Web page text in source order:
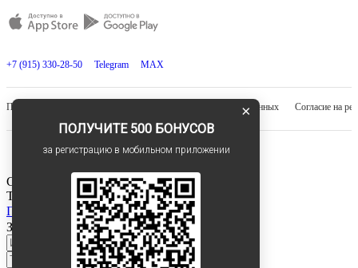
+7 (915) 330-28-50 Telegram MAX
Публичная оферта Согласие на обработку персональных данных Согласие на
© 2021-2026 4FORMS
Спасибо!
Товар успешно добавлен в корзину
Перейти в корзину
Продолжить покупки
Заказать обратный звонок
×
ПОЛУЧИТЕ 500 БОНУСОВ
за регистрацию в мобильном приложении